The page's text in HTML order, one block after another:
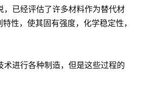
已经评估了许多材料作为替代材
性，使其固有强度，化学稳定性，
进行各种制造，但是这些过程的